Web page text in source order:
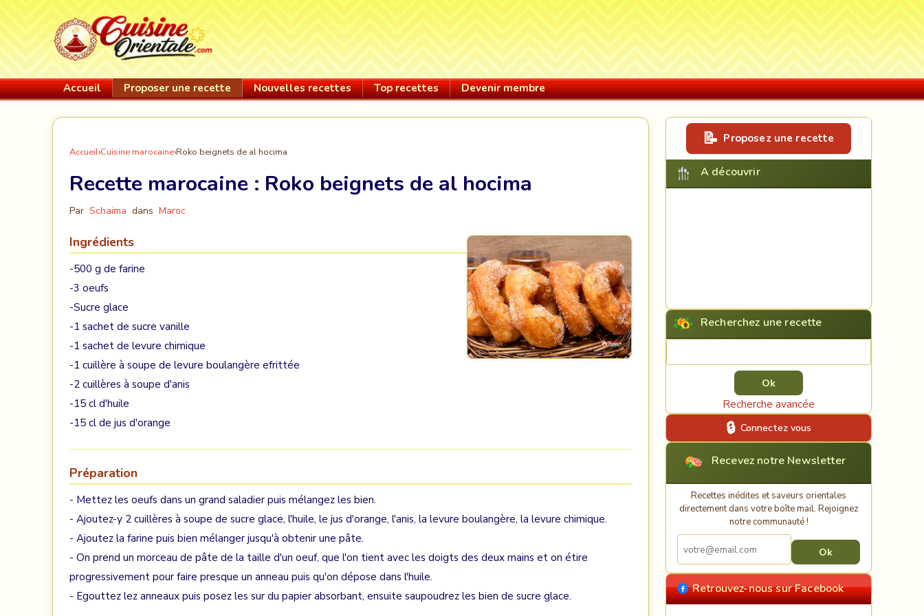
Accueil Proposer une recette Nouvelles recettes Top recettes Devenir membre
Accueil›Cuisine marocaine›Roko beignets de al hocima
Recette marocaine : Roko beignets de al hocima
Par Schaima dans Maroc
Ingrédients
-500 g de farine
-3 oeufs
-Sucre glace
-1 sachet de sucre vanille
-1 sachet de levure chimique
-1 cuillère à soupe de levure boulangère efrittée
-2 cuillères à soupe d'anis
-15 cl d'huile
-15 cl de jus d'orange
Préparation
- Mettez les oeufs dans un grand saladier puis mélangez les bien.
- Ajoutez-y 2 cuillères à soupe de sucre glace, l'huile, le jus d'orange, l'anis, la levure boulangère, la levure chimique.
- Ajoutez la farine puis bien mélanger jusqu'à obtenir une pâte.
- On prend un morceau de pâte de la taille d'un oeuf, que l'on tient avec les doigts des deux mains et on étire
progressivement pour faire presque un anneau puis qu'on dépose dans l'huile.
- Egouttez lez anneaux puis posez les sur du papier absorbant, ensuite saupoudrez les bien de sucre glace.
Proposez une recette
A découvrir
Recherchez une recette
Recherche avancée
Connectez vous
Recevez notre Newsletter
Recettes inédites et saveurs orientales
directement dans votre boîte mail. Rejoignez
notre communauté !
Retrouvez-nous sur Facebook